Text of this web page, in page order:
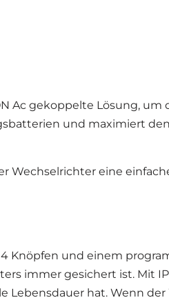
gekoppelte Lösung, um
und maximiert
eine
und einem
immer gesichert ist. Mit
hat. Wenn